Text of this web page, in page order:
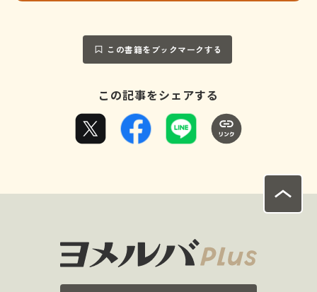
この書籍をブックマークする
この記事をシェアする